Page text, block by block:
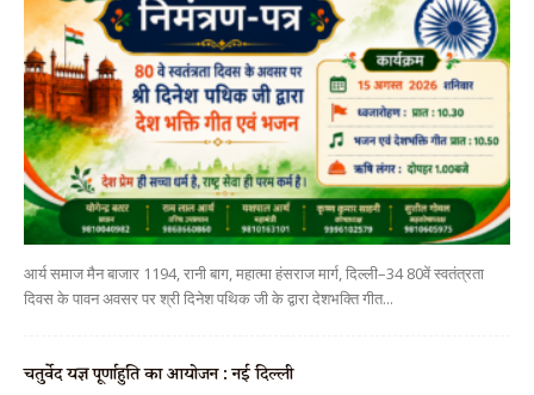
आर्य समाज मैन बाजार 1194, रानी बाग, महात्मा हंसराज मार्ग, दिल्ली–34 80वें स्वतंत्रता
दिवस के पावन अवसर पर श्री दिनेश पथिक जी के द्वारा देशभक्ति गीत...
चतुर्वेद यज्ञ पूर्णाहुति का आयोजन : नई दिल्ली